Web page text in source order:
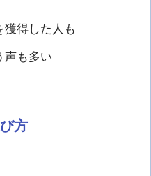
獲得した人も
声も多い
方